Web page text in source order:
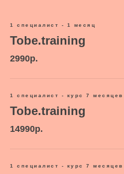
1 специалист - 1 месяц
Tobe.training
2990р.
1 специалист - курс 7 месяцев
Tobe.training
14990р.
1 специалист - курс 7 месяцев